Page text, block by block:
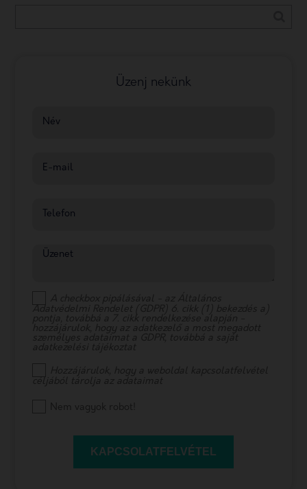
Üzenj nekünk
Név
E-mail
Telefon
Üzenet
KAPCSOLATFELVÉTEL